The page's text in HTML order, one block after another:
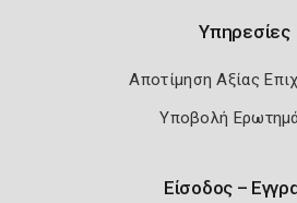
Υπηρεσίες
Αποτίμηση Αξίας
Υποβολή
Είσοδος –